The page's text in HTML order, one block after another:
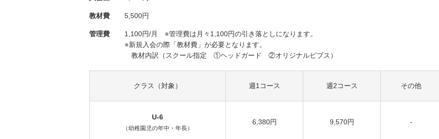
教材費 5,500円
管理費
1,100円/月 ※管理費は月々1,100円の引き落としになります。
※新規入会の際「教材費」が必要となります。
教材内訳（スクール指定 ①ヘッドガード ②オリジナルビブス）
クラス（対象） 週1コース 週2コース その他
U-6
（幼稚園児の年中・年長）
6,380円 9,570円 -